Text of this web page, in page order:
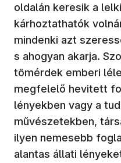
oldalán keresik a
kárhoztathatók
mindenki azt
s ahogyan akarja.
tömérdek emberi
megfelelő hevitett
lényekben vagy a
művészetekben,
ilyen nemesebb
alantas állati